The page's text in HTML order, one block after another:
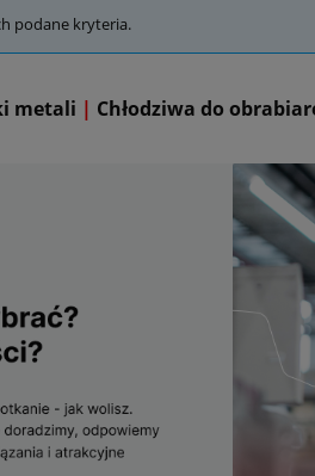
podane kryteria.
metali | Chłodziwa do